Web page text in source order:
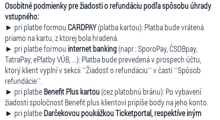
Osobitné podmienky pre žiadosti o refundáciu podľa spôsobu úhrady
vstupného:
► pri platbe formouCARDPAY(platba kartou): Platba bude vrátená
priamo na kartu, z ktorej bola hradená.
► pri platbe formou internet banking(napr.: SporoPay, ČSOBpay,
TatraPay, ePlatby VÚB, ...): Platba bude prevedená v prospech účtu,
ktorý klient vyplní v sekcii ``Žiadosť o refundáciu`` v časti ``Spôsob
refundácie``.
► pri platbeBenefit Plus kartou(cez platobnú bránu): Po vybavení
žiadosti spoločnosť Benefit plus klientovi pripíše body na jeho konto.
► pri platbeDarčekovou poukážkou Ticketportal, respektíve iným